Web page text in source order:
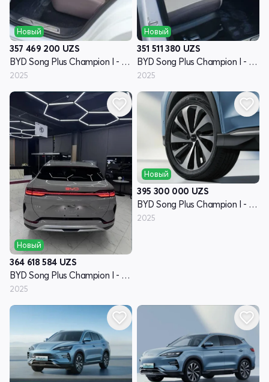
Новый
357 469 200 UZS
BYD Song Plus Champion I - поколение
2025
Новый
351 511 380 UZS
BYD Song Plus Champion I - поколение
2025
Новый
364 618 584 UZS
BYD Song Plus Champion I - поколение
2025
Новый
395 300 000 UZS
BYD Song Plus Champion I - поколение
2025